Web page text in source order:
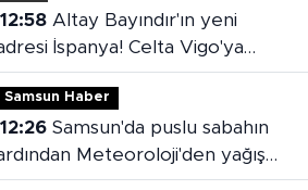
12:58Altay Bayındır'ın yeni
İspanya! Celta Vigo'ya
Samsun Haber
12:26Samsun'da puslu sabahın
Meteoroloji'den yağış